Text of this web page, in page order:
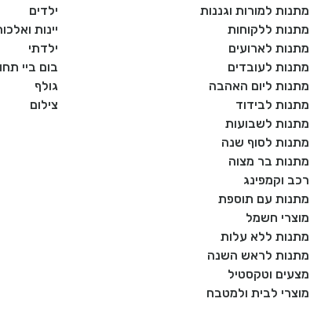
מתנות למורות וגננות
מתנות ללקוחות
מתנות לארועים
מתנות לעובדים
מתנות ליום האהבה
מתנות לבידוד
מתנות לשבועות
מתנות לסוף שנה
מתנות בר מצוה
רכב וקמפינג
מתנות עם תוספת
מוצרי חשמל
מתנות ללא עלות
מתנות לראש השנה
מצעים וטקסטיל
מוצרי לבית ולמטבח
ילדים
יינות
ילדתי
בום ביי
גולף
צילום